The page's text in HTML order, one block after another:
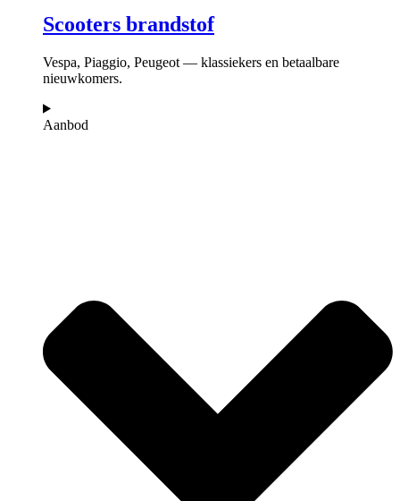
Scooters brandstof
Vespa, Piaggio, Peugeot — klassiekers en betaalbare
nieuwkomers.
Aanbod